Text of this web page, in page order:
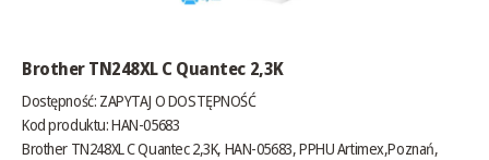
Brother TN248XL C Quantec 2,3K
Dostępność: ZAPYTAJ O DOSTĘPNOŚĆ
Kod produktu: HAN-05683
Brother TN248XL C Quantec 2,3K, HAN-05683, PPHU Artimex,Poznań,